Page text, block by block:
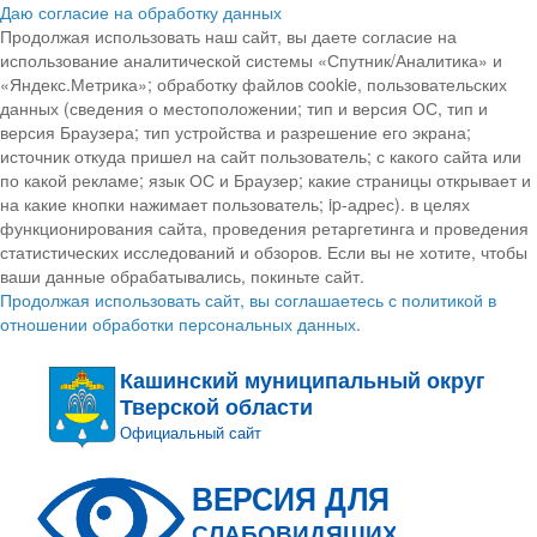
Даю согласие на обработку данных
Продолжая использовать наш сайт, вы даете согласие на
использование аналитической системы «Спутник/Аналитика» и
«Яндекс.Метрика»; обработку файлов cookie, пользовательских
данных (сведения о местоположении; тип и версия ОС, тип и
версия Браузера; тип устройства и разрешение его экрана;
источник откуда пришел на сайт пользователь; с какого сайта или
по какой рекламе; язык ОС и Браузер; какие страницы открывает и
на какие кнопки нажимает пользователь; ip-адрес). в целях
функционирования сайта, проведения ретаргетинга и проведения
статистических исследований и обзоров. Если вы не хотите, чтобы
ваши данные обрабатывались, покиньте сайт.
Продолжая использовать сайт, вы соглашаетесь с политикой в
отношении обработки персональных данных.